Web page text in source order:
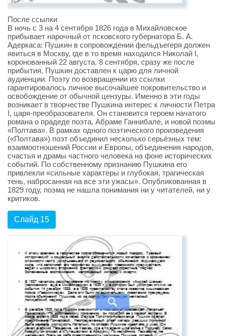
После ссылки
В ночь с 3 на 4 сентября 1826 года в Михайловское
прибывает нарочный от псковского губернатора Б. А.
Адеркаса: Пушкин в сопровождении фельдъегеря должен
явиться в Москву, где в то время находился Николай I,
коронованный 22 августа. 8 сентября, сразу же после
прибытия, Пушкин доставлен к царю для личной
аудиенции. Поэту по возвращении из ссылки
гарантировалось личное высочайшее покровительство и
освобождение от обычной цензуры. Именно в эти годы
возникает в творчестве Пушкина интерес к личности Петра
I, царя-преобразователя. Он становится героем начатого
романа о прадеде поэта, Абраме Ганнибале, и новой поэмы
«Полтава». В рамках одного поэтического произведения
(«Полтава») поэт объединил несколько серьёзных тем:
взаимоотношений России и Европы, объединения народов,
счастья и драмы частного человека на фоне исторических
событий. По собственному признанию Пушкина его
привлекли «сильные характеры и глубокая, трагическая
тень, набросанная на все эти ужасы». Опубликованная в
1829 году, поэма не нашла понимания ни у читателей, ни у
критиков.
Слайд 15